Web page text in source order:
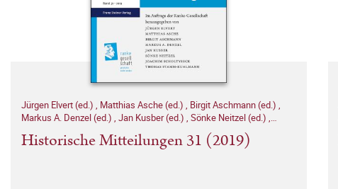
Jürgen Elvert (ed.) , Matthias Asche (ed.) , Birgit Aschmann (ed.) ,
Markus A. Denzel (ed.) , Jan Kusber (ed.) , Sönke Neitzel (ed.) ,
Thomas Stamm-Kuhlmann (ed.)
Historische Mitteilungen 31 (2019)